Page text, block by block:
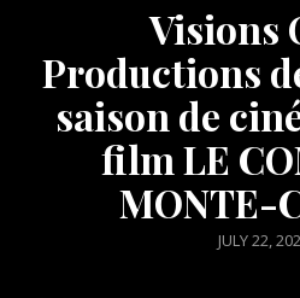
Visions
Productions
saison de
film LE
MONTE-
POSTED
JULY 22,